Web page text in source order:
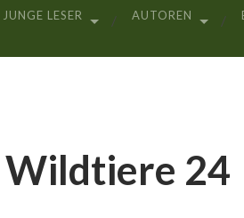
JUNGE LESER AUTOREN
24